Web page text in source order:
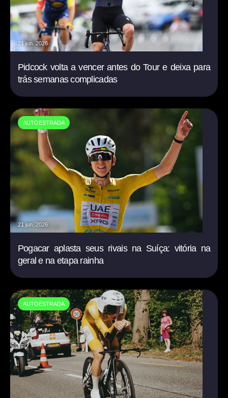
21 jun. 2026
Pidcock volta a vencer antes do Tour e deixa para
trás semanas complicadas
AUTOESTRADA
21 jun. 2026
Pogacar aplasta seus rivais na Suíça: vitória na
geral e na etapa rainha
AUTOESTRADA